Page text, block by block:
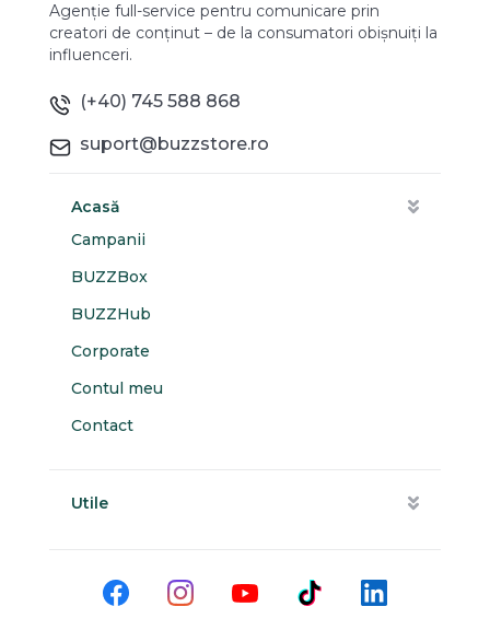
Agenție full-service pentru comunicare prin
creatori de conținut – de la consumatori obișnuiți la
influenceri.
(+40) 745 588 868
suport@buzzstore.ro
Acasă
Campanii
BUZZBox
BUZZHub
Corporate
Contul meu
Contact
Utile